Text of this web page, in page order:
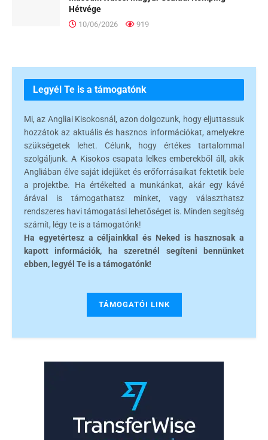
Hétvége
10/06/2026 919
Legyél Te is a támogatónk
Mi, az Angliai Kisokosnál, azon dolgozunk, hogy eljuttassuk
hozzátok az aktuális és hasznos információkat, amelyekre
szükségetek lehet. Célunk, hogy értékes tartalommal
szolgáljunk. A Kisokos csapata lelkes emberekből áll, akik
Angliában élve saját idejüket és erőforrásaikat fektetik bele
a projektbe. Ha értékelted a munkánkat, akár egy kávé
árával is támogathatsz minket, vagy választhatsz
rendszeres havi támogatási lehetőséget is. Minden segítség
számít, légy te is a támogatónk!
Ha egyetértesz a céljainkkal és Neked is hasznosak a
kapott információk, ha szeretnél segíteni bennünket
ebben, legyél Te is a támogatónk!
TÁMOGATÓI LINK